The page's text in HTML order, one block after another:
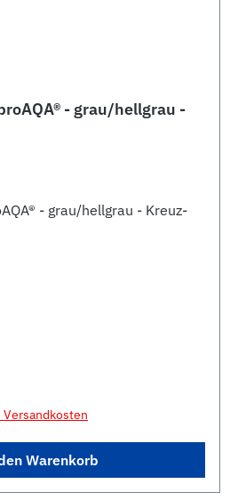
- grau/hellgrau -
- grau/hellgrau - Kreuz-
Versandkosten
Warenkorb